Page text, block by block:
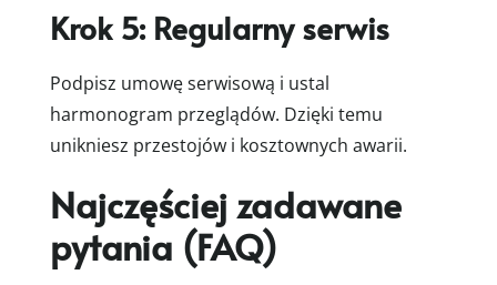
Krok 5: Regularny serwis
Podpisz umowę serwisową i ustal
harmonogram przeglądów. Dzięki temu
unikniesz przestojów i kosztownych awarii.
Najczęściej zadawane
pytania (FAQ)